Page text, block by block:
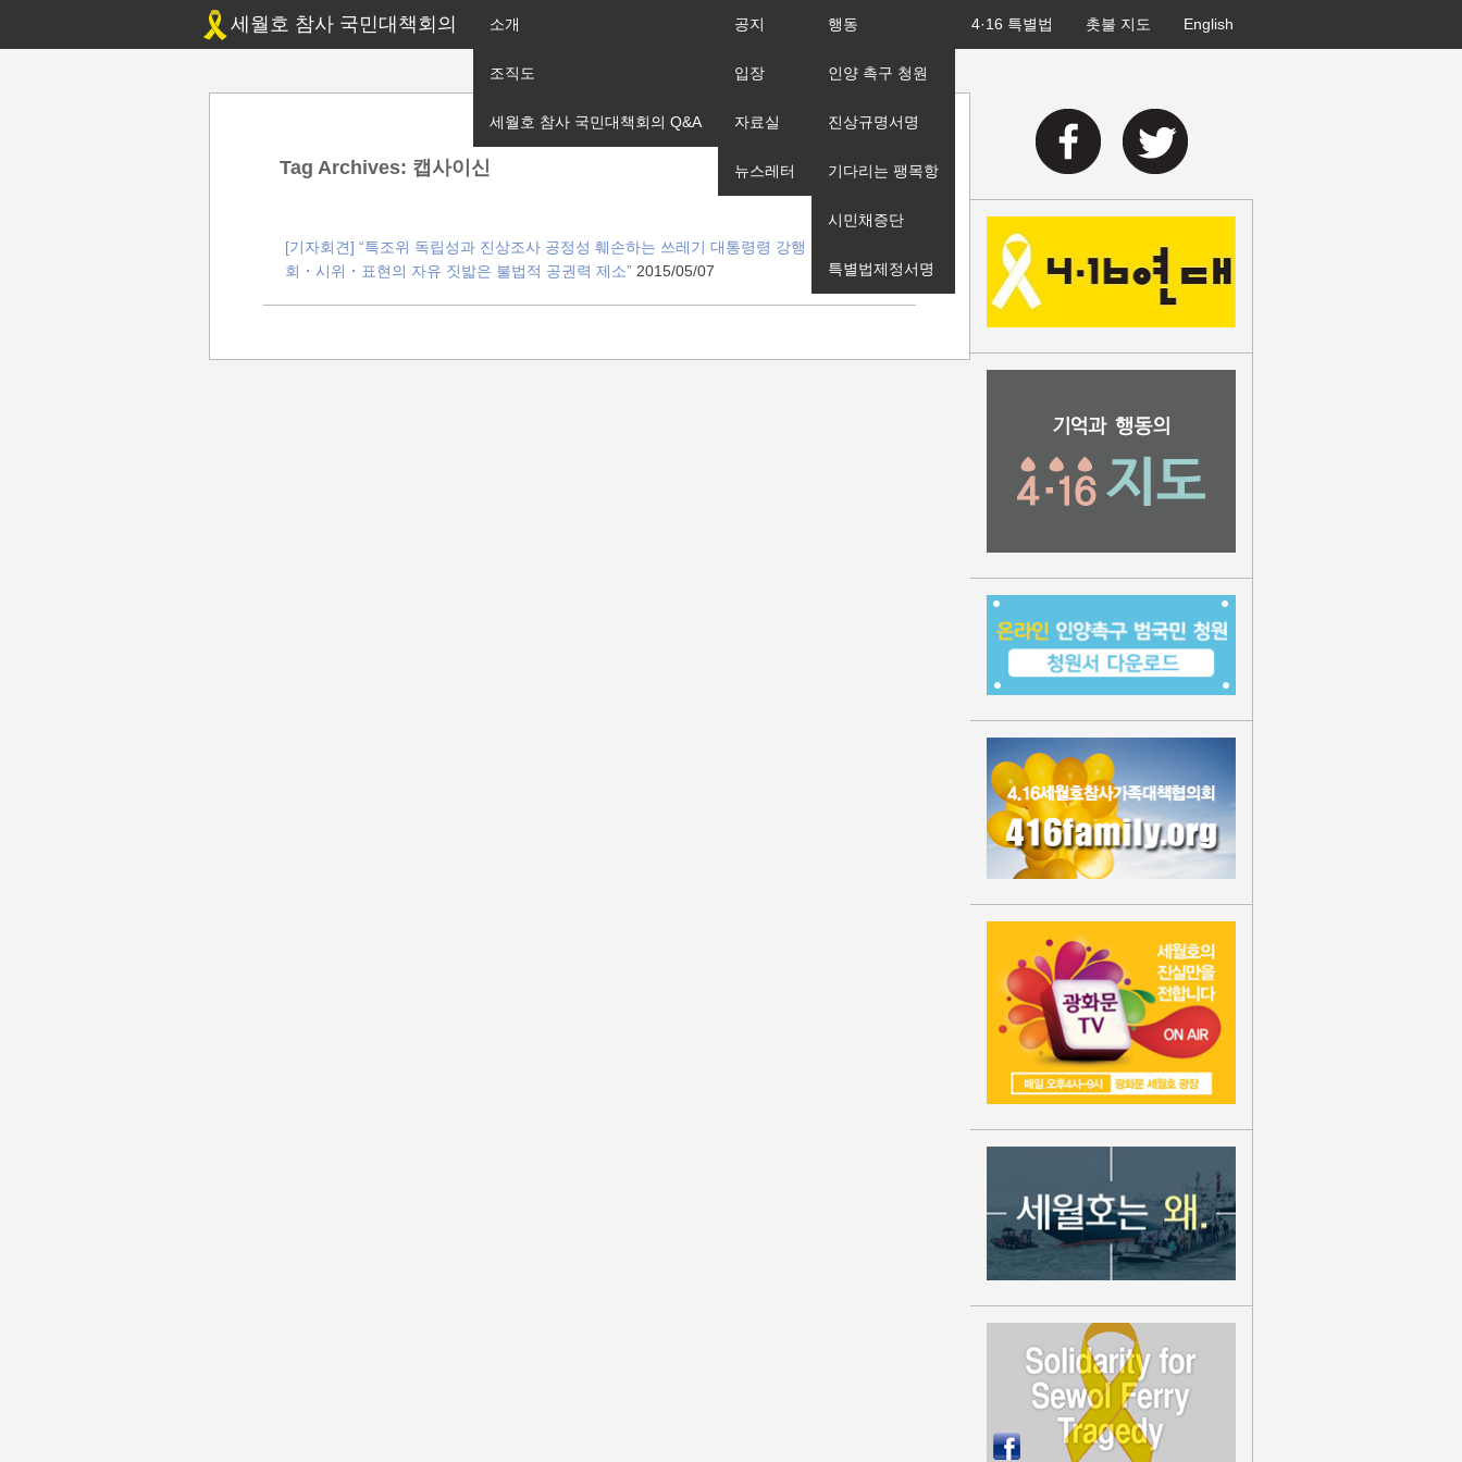
Tag Archives: 캡사이신
[기자회견] “특조위 독립성과 진상조사 공정성 훼손하는 쓰레기 대통령령 강행 규탄 및 집
회・시위・표현의 자유 짓밟은 불법적 공권력 제소” 2015/05/07
세월호 참사 국민대책회의 소개
조직도
세월호 참사 국민대책회의 Q&A
공지
입장
자료실
뉴스레터
행동
인양 촉구 청원
진상규명서명
기다리는 팽목항
시민채증단
특별법제정서명
4·16 특별법 촛불 지도 English